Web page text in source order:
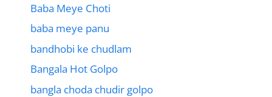
Baba Meye Choti
baba meye panu
bandhobi ke chudlam
Bangala Hot Golpo
bangla choda chudir golpo